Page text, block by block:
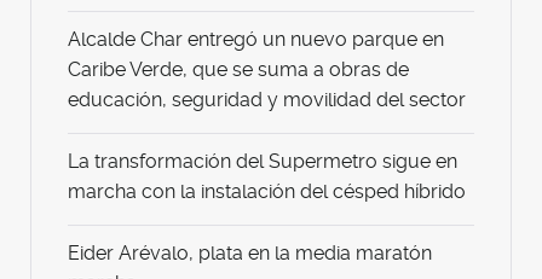
Alcalde Char entregó un nuevo parque en
Caribe Verde, que se suma a obras de
educación, seguridad y movilidad del sector
La transformación del Supermetro sigue en
marcha con la instalación del césped híbrido
Eider Arévalo, plata en la media maratón